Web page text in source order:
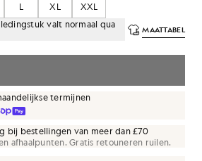
L XL
XXL
valt normaal qua
MAATTABEL
termijnen
bij bestellingen van meer dan £70
afhaalpunten. Gratis retouneren ruilen.